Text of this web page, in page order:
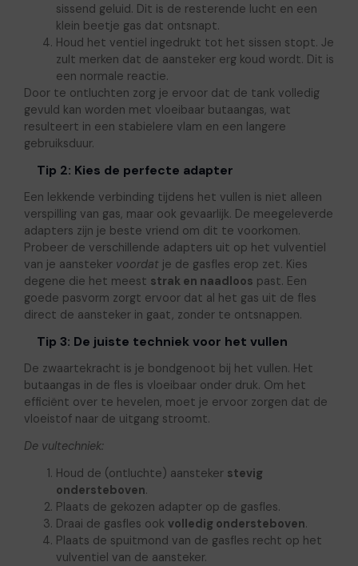
sissend geluid. Dit is de resterende lucht en een
klein beetje gas dat ontsnapt.
Houd het ventiel ingedrukt tot het sissen stopt. Je
zult merken dat de aansteker erg koud wordt. Dit is
een normale reactie.
Door te ontluchten zorg je ervoor dat de tank volledig
gevuld kan worden met vloeibaar butaangas, wat
resulteert in een stabielere vlam en een langere
gebruiksduur.
Tip 2: Kies de perfecte adapter
Een lekkende verbinding tijdens het vullen is niet alleen
verspilling van gas, maar ook gevaarlijk. De meegeleverde
adapters zijn je beste vriend om dit te voorkomen.
Probeer de verschillende adapters uit op het vulventiel
van je aansteker voordat je de gasfles erop zet. Kies
degene die het meest strak en naadloos past. Een
goede pasvorm zorgt ervoor dat al het gas uit de fles
direct de aansteker in gaat, zonder te ontsnappen.
Tip 3: De juiste techniek voor het vullen
De zwaartekracht is je bondgenoot bij het vullen. Het
butaangas in de fles is vloeibaar onder druk. Om het
efficiënt over te hevelen, moet je ervoor zorgen dat de
vloeistof naar de uitgang stroomt.
De vultechniek:
Houd de (ontluchte) aansteker stevig
ondersteboven.
Plaats de gekozen adapter op de gasfles.
Draai de gasfles ook volledig ondersteboven.
Plaats de spuitmond van de gasfles recht op het
vulventiel van de aansteker.